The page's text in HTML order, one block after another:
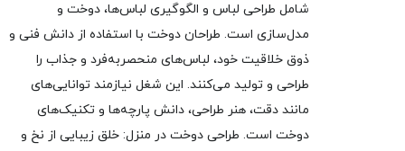
شامل طراحی لباس و الگوگیری لباس‌ها، دوخت و
مدل‌سازی است. طراحان دوخت با استفاده از دانش فنی و
ذوق خلاقیت خود، لباس‌های منحصربه‌فرد و جذاب را
طراحی و تولید می‌کنند. این شغل نیازمند توانایی‌های
مانند دقت، هنر طراحی، دانش پارچه‌ها و تکنیک‌های
دوخت است. طراحی دوخت در منزل: خلق زیبایی از نخ و